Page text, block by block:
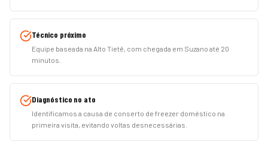
Técnico próximo
Equipe baseada na Alto Tietê, com chegada em Suzano até 20
minutos.
Diagnóstico no ato
Identificamos a causa de conserto de freezer doméstico na
primeira visita, evitando voltas desnecessárias.